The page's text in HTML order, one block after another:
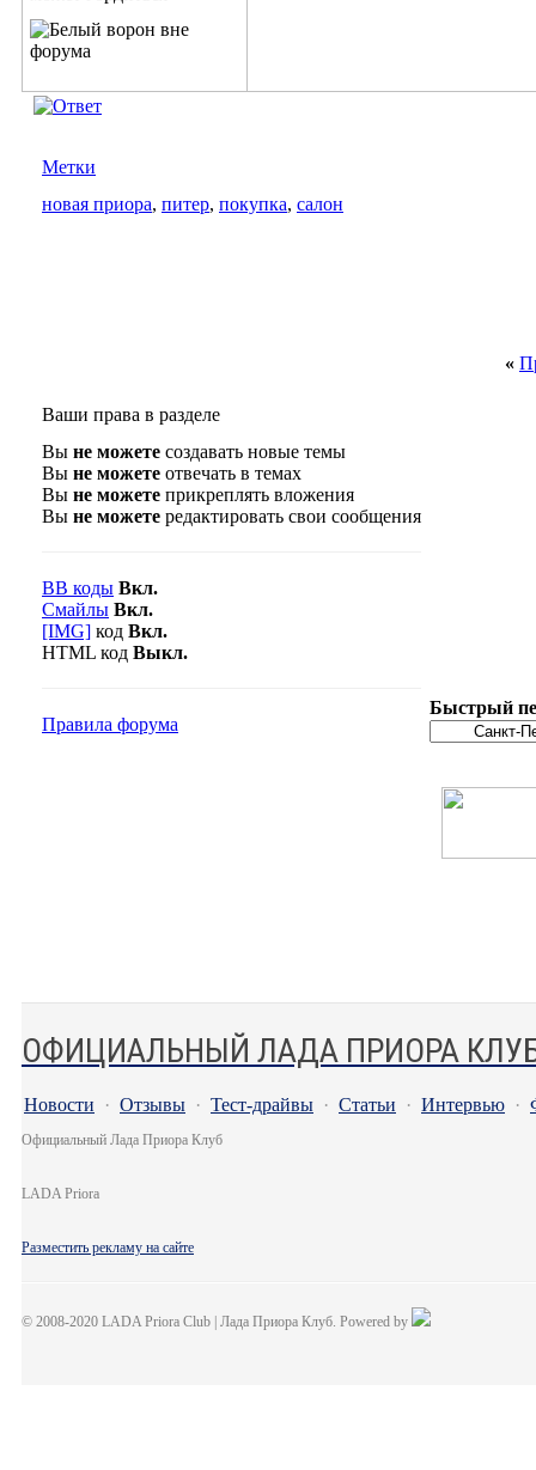
Метки
новая приора, питер, покупка, салон
«
Ваши права в разделе
Вы не можете создавать новые темы
Вы не можете отвечать в темах
Вы не можете прикреплять вложения
Вы не можете редактировать свои сообщения
BB коды Вкл.
Смайлы Вкл.
[IMG] код Вкл.
HTML код Выкл.
Правила форума
Быстрый
ОФИЦИАЛЬНЫЙ ЛАДА ПРИОРА
Новости · Отзывы · Тест-драйвы · Статьи · Интервью ·
Официальный Лада Приора Клуб
LADA Priora
Разместить рекламу на сайте
© 2008-2020 LADA Priora Club | Лада Приора Клуб. Powered by